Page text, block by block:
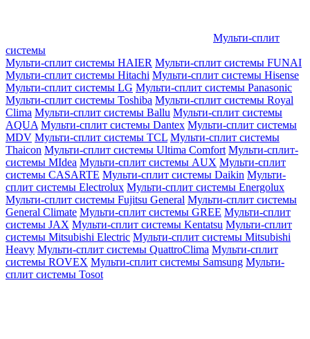
Мульти-сплит
системы
Мульти-сплит системы HAIER Мульти-сплит системы FUNAI
Мульти-сплит системы Hitachi Мульти-сплит системы Hisense
Мульти-сплит системы LG Мульти-сплит системы Panasonic
Мульти-сплит системы Toshiba Мульти-сплит системы Royal
Clima Мульти-сплит системы Ballu Мульти-сплит системы
AQUA Мульти-сплит системы Dantex Мульти-сплит системы
MDV Мульти-сплит системы TCL Мульти-сплит системы
Thaicon Мульти-сплит системы Ultima Comfort Мульти-сплит-
системы MIdea Мульти-сплит системы AUX Мульти-сплит
системы CASARTE Мульти-сплит системы Daikin Мульти-
сплит системы Electrolux Мульти-сплит системы Energolux
Мульти-сплит системы Fujitsu General Мульти-сплит системы
General Climate Мульти-сплит системы GREE Мульти-сплит
системы JAX Мульти-сплит системы Kentatsu Мульти-сплит
системы Mitsubishi Electric Мульти-сплит системы Mitsubishi
Heavy Мульти-сплит системы QuattroClima Мульти-сплит
системы ROVEX Мульти-сплит системы Samsung Мульти-
сплит системы Tosot